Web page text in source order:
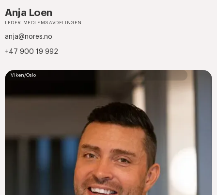
Anja Loen
LEDER MEDLEMSAVDELINGEN
anja@nores.no
+47 900 19 992
Viken/Oslo